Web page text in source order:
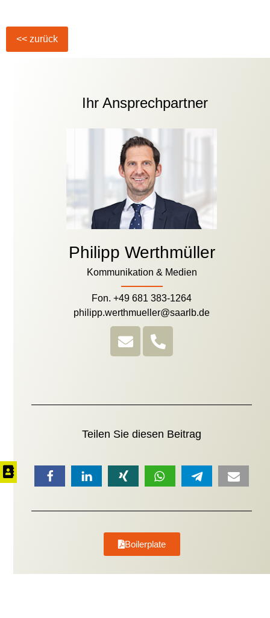
Ihr Ansprechpartner
Philipp Werthmüller
Kommunikation & Medien
Fon. +49 681 383-1264
philipp.werthmueller@saarlb.de
Teilen Sie diesen Beitrag
Boilerplate